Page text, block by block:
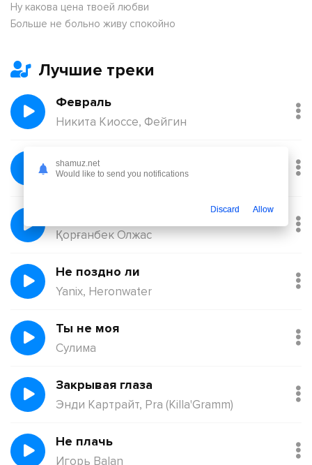
Ну какова цена твоей любви
Больше не больно живу спокойно
Лучшие треки
Февраль
Никита Киоссе, Фейгин
Без тебя
Йович
Қорғанбек Олжас
Не поздно ли
Yanix, Heronwater
Ты не моя
Сулима
Закрывая глаза
Энди Картрайт, Pra (Killa'Gramm)
Не плачь
Игорь Balan
shamuz.net
Would like to send you notifications
Discard Allow